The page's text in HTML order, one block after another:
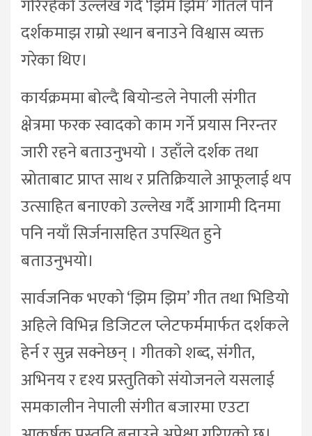
गरिरहेको उल्लेख गर्दै ‘झिम झिम’ गीतले पनि
दर्शकमाझ राम्रो स्थान बनाउने विश्वास व्यक्त
गरेका थिए।
कार्यक्रममा बोल्दै बियोन्डले नेपाली संगीत
क्षेत्रमा फरक स्वादको काम गर्ने प्रयास निरन्तर
जारी रहने बताउनुभयो । उहाँले दर्शक तथा
स्रोताबाट प्राप्त साथ र प्रतिक्रियाले आफूलाई थप
उत्साहित बनाएको उल्लेख गर्दै आगामी दिनमा
पनि नयाँ सिर्जनासहित उपस्थित हुने
बताउनुभयो।
सार्वजनिक भएको ‘झिम झिम’ गीत तथा भिडियो
अहिले विभिन्न डिजिटल प्लेटफर्ममार्फत दर्शकले
हेर्न र सुन्न सक्नेछन् । गीतको शब्द, संगीत,
अभिनय र दृश्य प्रस्तुतिको संयोजनले यसलाई
समकालीन नेपाली संगीत बजारमा एउटा